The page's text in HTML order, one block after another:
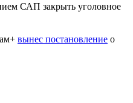
САП закрыть уголовное
вынес постановление о